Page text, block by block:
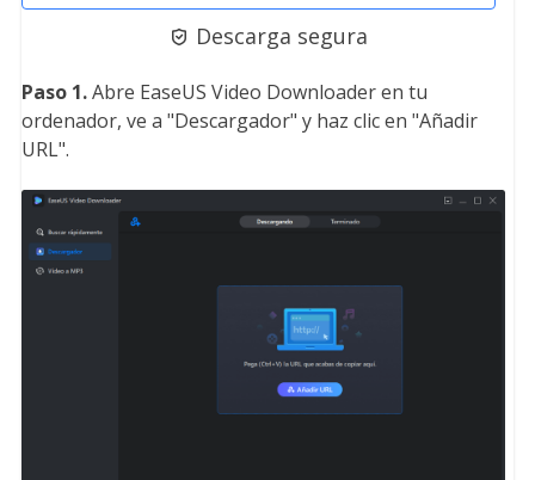
 Descarga segura
Paso 1.Abre EaseUS Video Downloader en tu
ordenador, ve a "Descargador" y haz clic en "Añadir
URL".